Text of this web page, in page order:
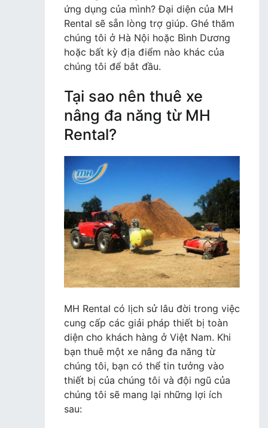
ứng dụng của mình? Đại diện của MH
Rental sẽ sẵn lòng trợ giúp. Ghé thăm
chúng tôi ở Hà Nội hoặc Bình Dương
hoặc bất kỳ địa điểm nào khác của
chúng tôi để bắt đầu.
Tại sao nên thuê xe
nâng đa năng từ MH
Rental?
MH Rental có lịch sử lâu đời trong việc
cung cấp các giải pháp thiết bị toàn
diện cho khách hàng ở Việt Nam. Khi
bạn thuê một xe nâng đa năng từ
chúng tôi, bạn có thể tin tưởng vào
thiết bị của chúng tôi và đội ngũ của
chúng tôi sẽ mang lại những lợi ích
sau: